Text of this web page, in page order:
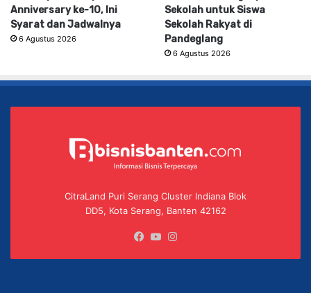
Anniversary ke-10, Ini
Syarat dan Jadwalnya
6 Agustus 2026
Sekolah untuk Siswa
Sekolah Rakyat di
Pandeglang
6 Agustus 2026
CitraLand Puri Serang Cluster Indiana Blok
DD5, Kota Serang, Banten 42162
Facebook
YouTube